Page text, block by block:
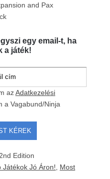
and Pax
egy email-t, ha
a játék!
azAdatkezelési
a Vagabund/Ninja
Edition
Játékok Jó Áron!
Most